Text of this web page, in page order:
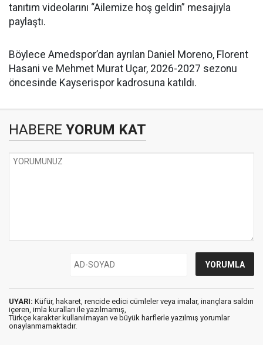
tanıtım videolarını “Ailemize hoş geldin” mesajıyla
paylaştı.
Böylece Amedspor’dan ayrılan Daniel Moreno, Florent
Hasani ve Mehmet Murat Uçar, 2026-2027 sezonu
öncesinde Kayserispor kadrosuna katıldı.
HABERE YORUM KAT
UYARI: Küfür, hakaret, rencide edici cümleler veya imalar, inançlara saldırı
içeren, imla kuralları ile yazılmamış,
Türkçe karakter kullanılmayan ve büyük harflerle yazılmış yorumlar
onaylanmamaktadır.